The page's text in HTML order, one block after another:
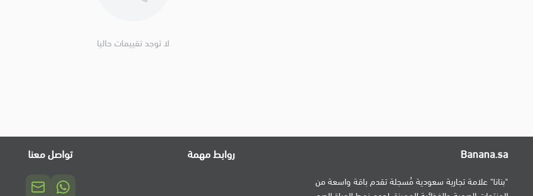
لا توجد تقييمات حاليا
Banana.sa
"بنانا" علامة تجارية سعودية مُسجلة تقدم باقة واسعة من
روابط مهمة تواصل معنا